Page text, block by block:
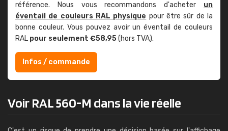
référence. Nous vous recommandons d'acheter un
éventail de couleurs RAL physique pour être sûr de la
bonne couleur. Vous pouvez avoir un éventail de couleurs
RAL pour seulement €58,95(hors TVA).
Infos / commande
Voir RAL 560-M dans la vie réelle